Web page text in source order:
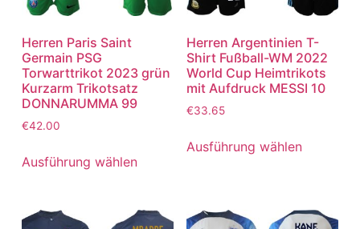
Herren Paris Saint
Germain PSG
Torwarttrikot 2023 grün
Kurzarm Trikotsatz
DONNARUMMA 99
€42.00
Ausführung wählen
Herren Argentinien T-
Shirt Fußball-WM 2022
World Cup Heimtrikots
mit Aufdruck MESSI 10
€33.65
Ausführung wählen